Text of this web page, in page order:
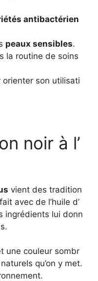
antibactérien
peaux sensibles.
la routine de soins
orienter son utilisati
noir à l’
vient des tradition
avec de l’huile d’
ingrédients lui donn
une couleur sombr
qu’on y met.